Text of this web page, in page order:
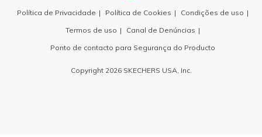
Política de Privacidade Política de Cookies
Condições de uso
Termos de uso
Canal de Denúncias
Ponto de contacto para Segurança do Producto
Copyright 2026 SKECHERS USA, Inc.